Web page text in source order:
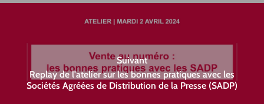
Suivant
Replay de l'atelier sur les bonnes pratiques avec les
Sociétés Agréées de Distribution de la Presse (SADP)